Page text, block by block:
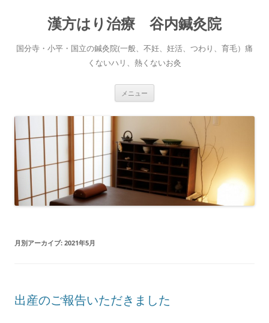
へ
ス
漢方はり治療 谷内鍼灸院
国分寺・小平・国立の鍼灸院(一般、不妊、妊活、つわり、育毛）痛
くないハリ、熱くないお灸
メニュー
月別アーカイブ: 2021年5月
出産のご報告いただきました